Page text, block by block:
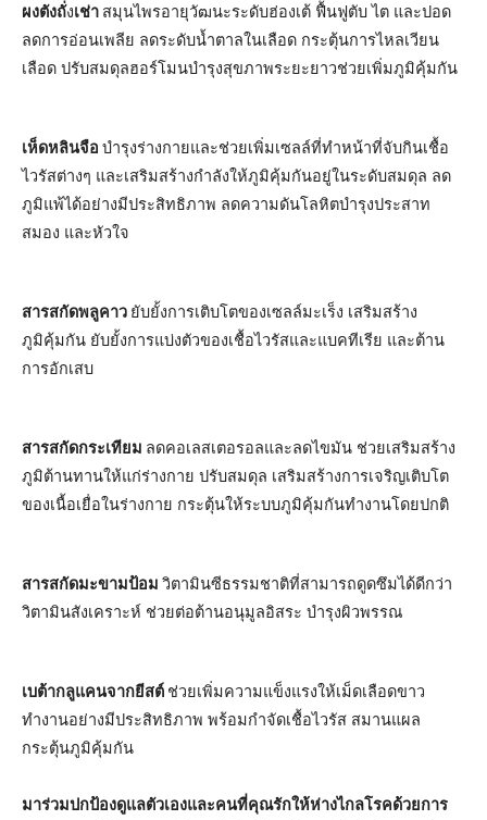
ผงตังถั่งเช่า สมุนไพรอายุวัฒนะระดับฮ่องเต้ ฟื้นฟูตับ ไต และปอด
ลดการอ่อนเพลีย ลดระดับน้ำตาลในเลือด กระตุ้นการไหลเวียน
เลือด ปรับสมดุลฮอร์โมนบำรุงสุขภาพระยะยาวช่วยเพิ่มภูมิคุ้มกัน
เห็ดหลินจือ บำรุงร่างกายและช่วยเพิ่มเซลล์ที่ทำหน้าที่จับกินเชื้อ
ไวรัสต่างๆ และเสริมสร้างกำลังให้ภูมิคุ้มกันอยู่ในระดับสมดุล ลด
ภูมิแพ้ได้อย่างมีประสิทธิภาพ ลดความดันโลหิตบำรุงประสาท
สมอง และหัวใจ
สารสกัดพลูคาว ยับยั้งการเติบโตของเซลล์มะเร็ง เสริมสร้าง
ภูมิคุ้มกัน ยับยั้งการแบ่งตัวของเชื้อไวรัสและแบคทีเรีย และต้าน
การอักเสบ
สารสกัดกระเทียม ลดคอเลสเตอรอลและลดไขมัน ช่วยเสริมสร้าง
ภูมิต้านทานให้แก่ร่างกาย ปรับสมดุล เสริมสร้างการเจริญเติบโต
ของเนื้อเยื่อในร่างกาย กระตุ้นให้ระบบภูมิคุ้มกันทำงานโดยปกติ
สารสกัดมะขามป้อม วิตามินซีธรรมชาติที่สามารถดูดซึมได้ดีกว่า
วิตามินสังเคราะห์ ช่วยต่อต้านอนุมูลอิสระ บำรุงผิวพรรณ
เบต้ากลูแคนจากยีสต์ ช่วยเพิ่มความแข็งแรงให้เม็ดเลือดขาว
ทำงานอย่างมีประสิทธิภาพ พร้อมกำจัดเชื้อไวรัส สมานแผล
กระตุ้นภูมิคุ้มกัน
มาร่วมปกป้องดูแลตัวเองและคนที่คุณรักให้ห่างไกลโรคด้วยการ